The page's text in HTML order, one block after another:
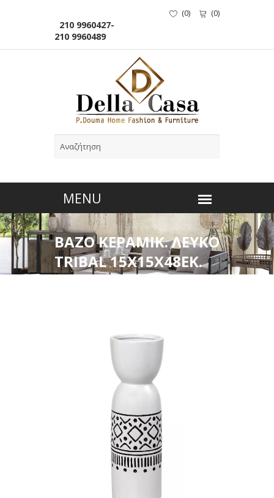
210 9960427-
210 9960489
(0) (0)
BAZO ΚΕΡΑΜΙΚ. ΛΕΥΚΟ
TRIBAL 15Χ15Χ48ΕΚ.